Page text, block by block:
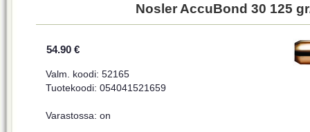
Nosler AccuBond 30 125
54.90 €
Valm. koodi: 52165
Tuotekoodi: 054041521659
Varastossa: on